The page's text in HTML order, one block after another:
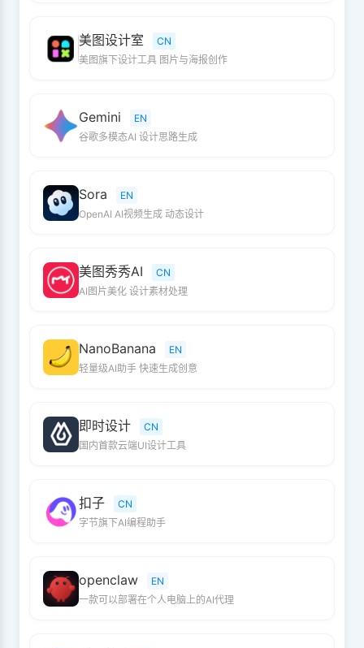
美图设计室
CN
美图旗下设计工具 图片与海报创作
Gemini
EN
谷歌多模态AI 设计思路生成
Sora
EN
OpenAI AI视频生成 动态设计
美图秀秀AI
CN
AI图片美化 设计素材处理
NanoBanana
EN
轻量级AI助手 快速生成创意
即时设计
CN
国内首款云端UI设计工具
扣子
CN
字节旗下AI编程助手
openclaw
EN
一款可以部署在个人电脑上的AI代理